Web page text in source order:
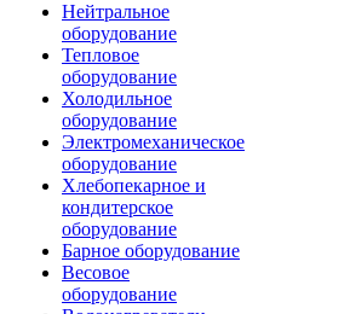
Нейтральное
оборудование
Тепловое
оборудование
Холодильное
оборудование
Электромеханическое
оборудование
Хлебопекарное и
кондитерское
оборудование
Барное оборудование
Весовое
оборудование